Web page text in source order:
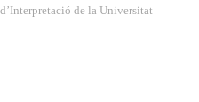
de la Universitat